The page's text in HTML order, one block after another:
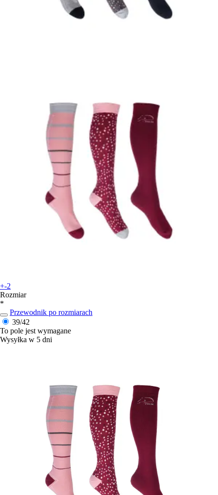
+-2
Rozmiar
*
Przewodnik po rozmiarach
39/42
To pole jest wymagane
Wysyłka w 5 dni